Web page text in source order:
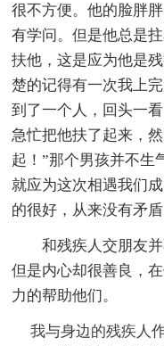
很不方便。他的脸胖
有学问。但是他总是
扶他，这是应为他是
楚的记得有一次我上
到了一个人，回头一
急忙把他扶了起来，
起！”那个男孩并不生
就应为这次相遇我们
的很好，从来没有矛盾
和残疾人交朋友
但是内心却很善良，
力的帮助他们。
我与身边的残疾人作